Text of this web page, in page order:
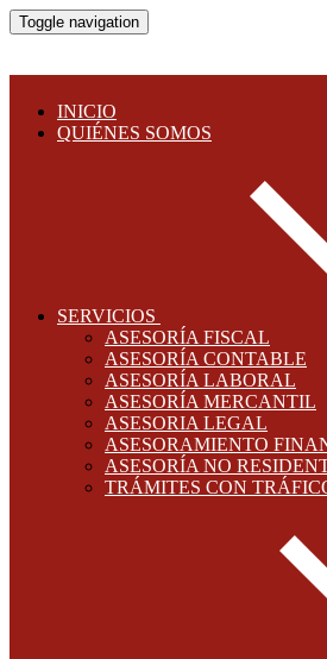
Toggle navigation
INICIO
QUIÉNES SOMOS
SERVICIOS
ASESORÍA FISCAL
ASESORÍA CONTABLE
ASESORÍA LABORAL
ASESORÍA MERCANTIL
ASESORIA LEGAL
ASESORAMIENTO
ASESORÍA NO
TRÁMITES CON